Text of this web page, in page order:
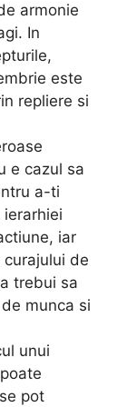
armonie
In
este
repliere si
e cazul sa
a-ti
iar
de
trebui sa
munca si
unui
pot